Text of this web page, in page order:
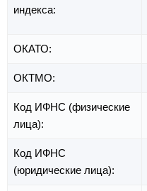
индекса:
ОКАТО:
ОКТМО:
Код ИФНС (физические
лица):
Код ИФНС
(юридические лица):